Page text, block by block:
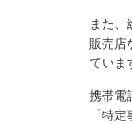
また、
販売店
ていま
携帯電
「特